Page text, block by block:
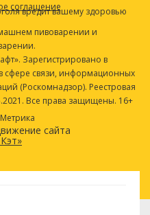
соглашение
вредит вашему здоровью
пивоварении и
Зарегистрировано в
сфере связи, информационных
(Роскомнадзор). Реестровая
Все права защищены. 16+
сайта